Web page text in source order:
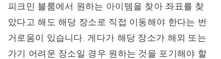
피크민 블룸에서 원하는 아이템을 찾아 좌표를 찾
았다고 해도 해당 장소로 직접 이동해야 한다는 번
거로움이 있습니다. 게다가 해당 장소가 해외 또는
가기 어려운 장소일 경우 원하는 것을 포기해야 할